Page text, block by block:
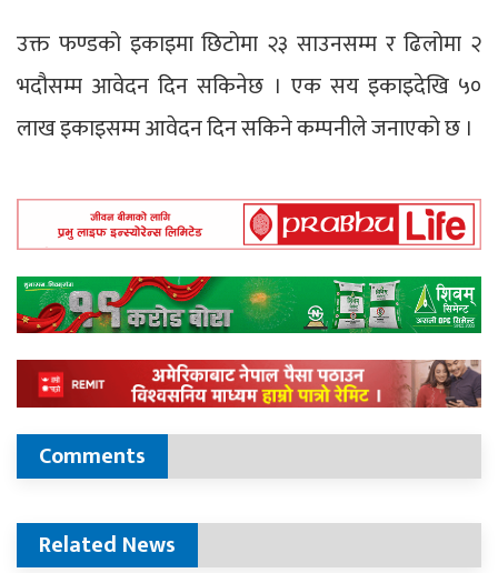
उक्त फण्डको इकाइमा छिटोमा २३ साउनसम्म र ढिलोमा २
भदौसम्म आवेदन दिन सकिनेछ । एक सय इकाइदेखि ५०
लाख इकाइसम्म आवेदन दिन सकिने कम्पनीले जनाएको छ ।
Comments
Related News